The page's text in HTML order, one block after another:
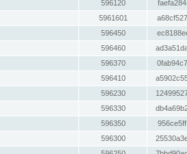
596120
5961601
596450
596460
596370
596410
596230
596330
596350
596300